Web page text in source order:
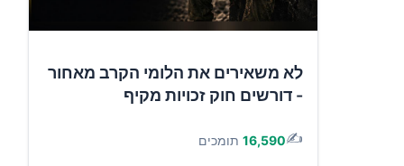
לא משאירים את הלומי הקרב מאחור
- דורשים חוק זכויות מקיף
✍️
16,590 תומכים